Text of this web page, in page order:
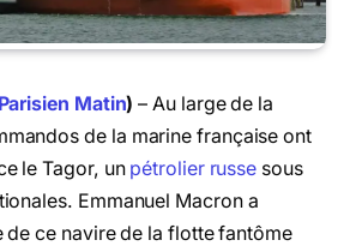
Matin) – Au large de la
de la marine française ont
le Tagor, un pétrolier russe sous
Emmanuel Macron a
de ce navire de la flotte fantôme